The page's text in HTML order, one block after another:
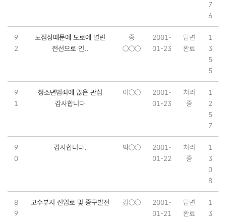
7
6
9
2
노점상때문에 도로에 널린
전선으로 인..
중
○○○
2001-
01-23
답변
완료
1
3
5
5
9
1
청소년범죄에 많은 관심
감사합니다
이○○
2001-
01-23
처리
중
1
2
5
7
9
0
감사합니다. 박○○
2001-
01-22
처리
중
1
3
0
8
8
9
고수부지 진입로 및 중구발전 김○○
2001-
01-21
답변
완료
1
3